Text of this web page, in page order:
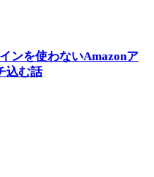
ンを使わないAmazonア
込む話